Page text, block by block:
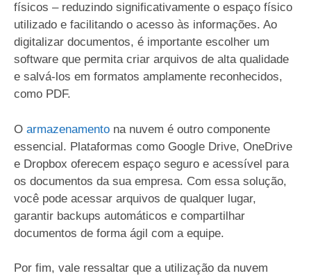
físicos – reduzindo significativamente o espaço físico
utilizado e facilitando o acesso às informações. Ao
digitalizar documentos, é importante escolher um
software que permita criar arquivos de alta qualidade
e salvá-los em formatos amplamente reconhecidos,
como PDF.
O armazenamento na nuvem é outro componente
essencial. Plataformas como Google Drive, OneDrive
e Dropbox oferecem espaço seguro e acessível para
os documentos da sua empresa. Com essa solução,
você pode acessar arquivos de qualquer lugar,
garantir backups automáticos e compartilhar
documentos de forma ágil com a equipe.
Por fim, vale ressaltar que a utilização da nuvem